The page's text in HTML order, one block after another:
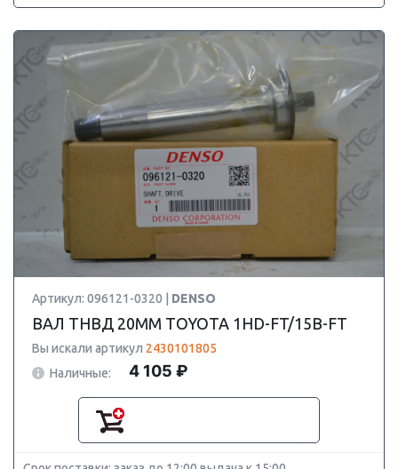
Артикул: 096121-0320 | DENSO
ВАЛ ТНВД 20MM TOYOTA 1HD-FT/15B-FT
Вы искали артикул 2430101805
Наличные:
4 105 ₽